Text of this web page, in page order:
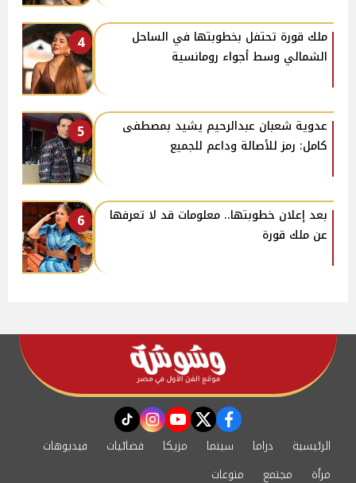
4
ملك قورة تحتفل بخطوبتها في الساحل
الشمالي وسط أجواء رومانسية
5
عدوية شعبان عبدالرحيم يشيد بمصطفى
كامل: رمز للأصالة وداعم للجميع
6
بعد إعلان خطوبتها.. معلومات قد لا تعرفها
عن ملك قورة
facebook
twitter
youtube
instagram
tiktok
الرئيسية دراما سينما مزيكا فضائيات
فيديوهات
مرأة
مجتمع منوعات